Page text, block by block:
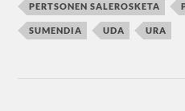
PERTSONEN SALEROSKETA
SUMENDIA UDA URA